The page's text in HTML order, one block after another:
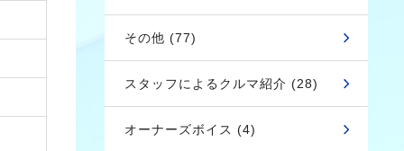
その他 (77)
スタッフによるクルマ紹介 (28)
オーナーズボイス (4)